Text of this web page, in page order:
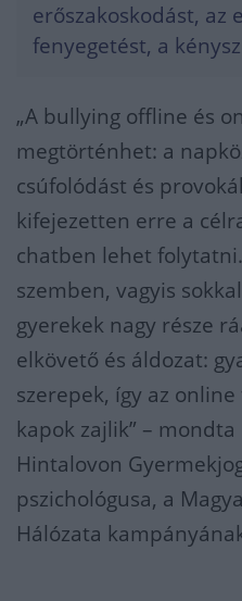
erőszakoskodást, az
fenyegetést, a
„A bullying offline és
megtörténhet: a
csúfolódást és
kifejezetten erre a
chatben lehet
szemben, vagyis
gyerekek nagy része
elkövető és áldozat:
szerepek, így az
kapok zajlik” –
Hintalovon
pszichológusa, a
Hálózata